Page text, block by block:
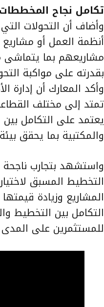
تكامل نجاح المخططات
وأضاف أن التحولات
أنظمة العمل أو مشاريع
مشاريعهم بما يتماشى
بقدرته على مواكبة
وأكد المعارك أن إدارة
تمتد إلى مختلف
يعتمد على التكامل بين
والمكتبية بما يحقق
واستشهد بتجارب
التخطيط المسبق
المشاريع وزيادة
التكامل بين التخطيط
للمستثمرين على